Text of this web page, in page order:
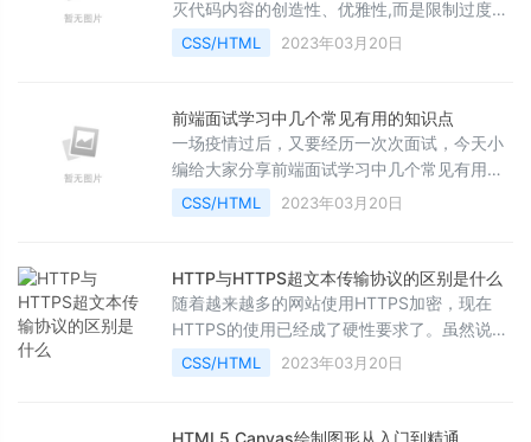
灭代码内容的创造性、优雅性,而是限制过度个
性化，以一种普遍认可的统一方式,提升协作效
率,降低沟通成本。规范的目的是为了编写高质
CSS/HTML 2023年03月20日
前端面试学习中几个常见有用的知识点
一场疫情过后，又要经历一次次面试，今天小
编给大家分享前端面试学习中几个常见有用的
知识点，非常不错，对大家的学习或工作具有
一定的参考借鉴价值，需要的朋友参考下
CSS/HTML 2023年03月20日
HTTP与HTTPS超文本传输协议的区别是什么
随着越来越多的网站使用HTTPS加密，现在
HTTPS的使用已经成了硬性要求了。虽然说
https是http的安全版，但两者还是有不少区别
的。本文从https、http的概念和原理入手，讲
CSS/HTML 2023年03月20日
HTML5 Canvas绘制图形从入门到精通